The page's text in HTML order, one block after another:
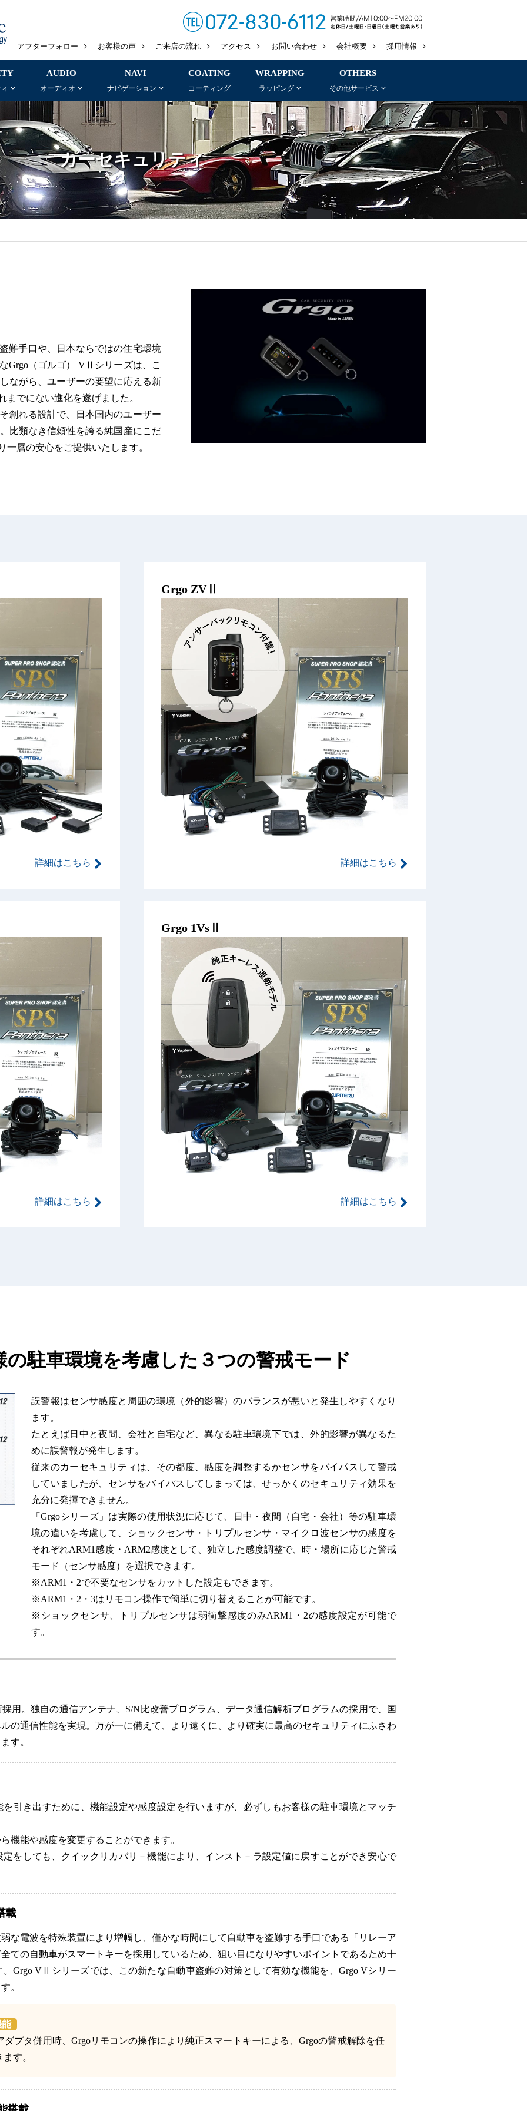
アフターフォロー お客様の声 ご来店の流れ アクセス お問い合わせ 会社概要 採用情報
AUDIO
オーディオ
NAVI
ナビゲーション
COATING
コーティング
WRAPPING
ラッピング
OTHERS
その他サービス
カーセキュリティ
難手口や、日本ならではの住宅環境
Grgo（ゴルゴ） VⅡシリーズは、こ
ながら、ユーザーの要望に応える新
でにない進化を遂げました。
創れる設計で、日本国内のユーザー
比類なき信頼性を誇る純国産にこだ
層の安心をご提供いたします。
詳細はこちら
Grgo ZVⅡ
詳細はこちら
詳細はこちら
Grgo 1VsⅡ
詳細はこちら
の駐車環境を考慮した３つの警戒モード
誤警報はセンサ感度と周囲の環境（外的影響）のバランスが悪いと発生しやすくなり
ます。
たとえば日中と夜間、会社と自宅など、異なる駐車環境下では、外的影響が異なるた
めに誤警報が発生します。
従来のカーセキュリティは、その都度、感度を調整するかセンサをバイパスして警戒
していましたが、センサをバイパスしてしまっては、せっかくのセキュリティ効果を
充分に発揮できません。
「Grgoシリーズ」は実際の使用状況に応じて、日中・夜間（自宅・会社）等の駐車環
境の違いを考慮して、ショックセンサ・トリプルセンサ・マイクロ波センサの感度を
それぞれARM1感度・ARM2感度として、独立した感度調整で、時・場所に応じた警戒
モード（センサ感度）を選択できます。
※ARM1・2で不要なセンサをカットした設定もできます。
※ARM1・2・3はリモコン操作で簡単に切り替えることが可能です。
※ショックセンサ、トリプルセンサは弱衝撃感度のみARM1・2の感度設定が可能で
す。
用。独自の通信アンテナ、S/N比改善プログラム、データ通信解析プログラムの採用で、国
の通信性能を実現。万が一に備えて、より遠くに、より確実に最高のセキュリティにふさわ
す。
を引き出すために、機能設定や感度設定を行いますが、必ずしもお客様の駐車環境とマッチ
機能や感度を変更することができます。
をしても、クイックリカバリ－機能により、インスト－ラ設定値に戻すことができ安心で
載
な電波を特殊装置により増幅し、僅かな時間にして自動車を盗難する手口である「リレーア
ての自動車がスマートキーを採用しているため、狙い目になりやすいポイントであるため十
Grgo VⅡシリーズでは、この新たな自動車盗難の対策として有効な機能を、Grgo Vシリー
。
能
ダプタ併用時、Grgoリモコンの操作により純正スマートキーによる、Grgoの警戒解除を任
す。